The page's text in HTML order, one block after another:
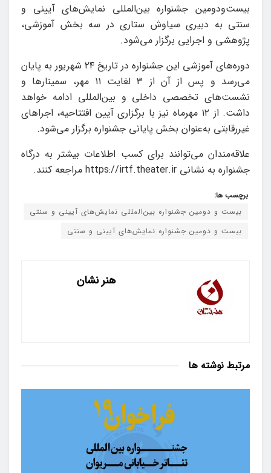
بیست‌ودومین جشنواره بین‌المللی نمایش‌های آیینی و
سنتی به دبیری سیاوش ستاری در سه بخش آموزشی،
پژوهشی و اجرایی برگزار می‌شود.
دوره‌های آموزشی این جشنواره در تاریخ ۲۴ شهریور به پایان
می‌رسد و پس از آن از ۳ لغایت ۱۱ مهر، سمینارها و
نشست‌های تخصصی داخلی و بین‌المللی ادامه خواهد
داشت. از ۱۲ مهرماه نیز با برگزاری آیین افتتاحیه، اجراهای
غیررقابتی به‌عنوان بخش پایانی جشنواره برگزار می‌شود.
علاقه‌مندان می‌توانند برای کسب اطلاعات بیشتر به درگاه
جشنواره به نشانی https://irtf.theater.ir مراجعه کنند.
برچسب ها:
بیست و دومین جشنواره بین‌المللی نمایش‌های آیینی و سنتی
بیست‌ و دومین جشنواره نمایش‌های آیینی و سنتی
هنر نشان
مرتبط نوشته ها